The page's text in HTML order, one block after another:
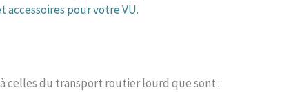
pour votre VU.
celles du transport routier lourd que sont :